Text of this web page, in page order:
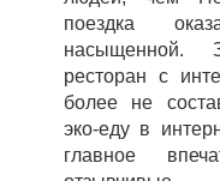
поездка
насыщенной.
ресторан с
более не
эко-еду в
главное